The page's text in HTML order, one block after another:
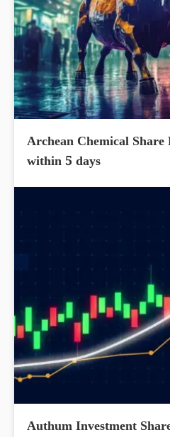
Archean Chemical
within 5 days
Authum Investment